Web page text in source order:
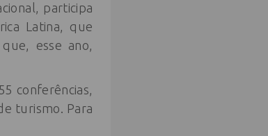
participa
Latina, que
esse ano,
conferências,
turismo. Para